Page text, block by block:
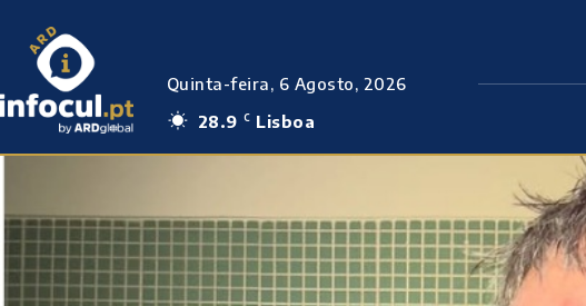
Quinta-feira, 6 Agosto, 2026
28.9 C Lisboa